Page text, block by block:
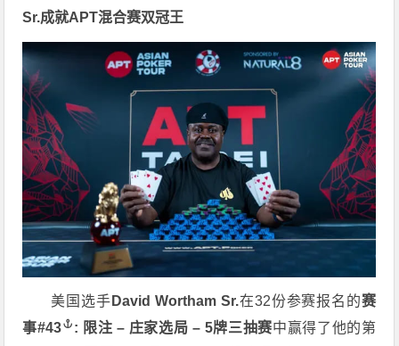
Sr.成就APT混合赛双冠王
美国选手 David Wortham Sr.在32份参赛报名的赛
事#43 : 限注 – 庄家选局 – 5牌三抽赛中赢得了他的第